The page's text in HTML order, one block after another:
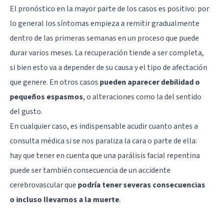
El pronóstico en la mayor parte de los casos es positivo: por
lo general los síntomas empieza a remitir gradualmente
dentro de las primeras semanas en un proceso que puede
durar varios meses. La recuperación tiende a ser completa,
si bien esto va a depender de su causa y el tipo de afectación
que genere. En otros casos pueden aparecer debilidad o
pequeños espasmos, o alteraciones como la del sentido
del gusto.
En cualquier caso, es indispensable acudir cuanto antes a
consulta médica si se nos paraliza la cara o parte de ella:
hay que tener en cuenta que una parálisis facial repentina
puede ser también consecuencia de un accidente
cerebrovascular que podría tener severas consecuencias
o incluso llevarnos a la muerte.